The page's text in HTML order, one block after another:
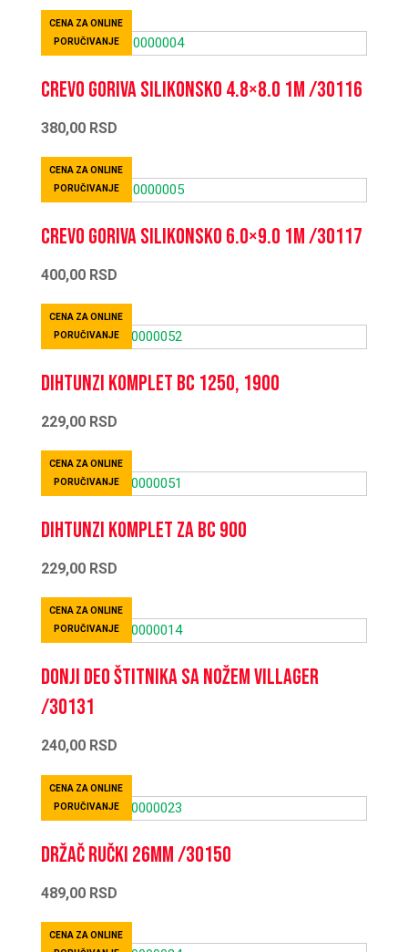
CENA ZA ONLINE
PORUČIVANJE
Crevo goriva silikonsko 4.8×8.0 1m /30116
380,00 RSD
CENA ZA ONLINE
PORUČIVANJE
Crevo goriva silikonsko 6.0×9.0 1m /30117
400,00 RSD
CENA ZA ONLINE
PORUČIVANJE
Dihtunzi komplet BC 1250, 1900
229,00 RSD
CENA ZA ONLINE
PORUČIVANJE
Dihtunzi komplet za BC 900
229,00 RSD
CENA ZA ONLINE
PORUČIVANJE
Donji deo štitnika sa nožem VILLAGER
/30131
240,00 RSD
CENA ZA ONLINE
PORUČIVANJE
Držač ručki 26mm /30150
489,00 RSD
CENA ZA ONLINE